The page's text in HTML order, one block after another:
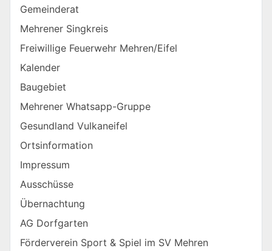
Gemeinderat
Mehrener Singkreis
Freiwillige Feuerwehr Mehren/Eifel
Kalender
Baugebiet
Mehrener Whatsapp-Gruppe
Gesundland Vulkaneifel
Ortsinformation
Impressum
Ausschüsse
Übernachtung
AG Dorfgarten
Förderverein Sport & Spiel im SV Mehren